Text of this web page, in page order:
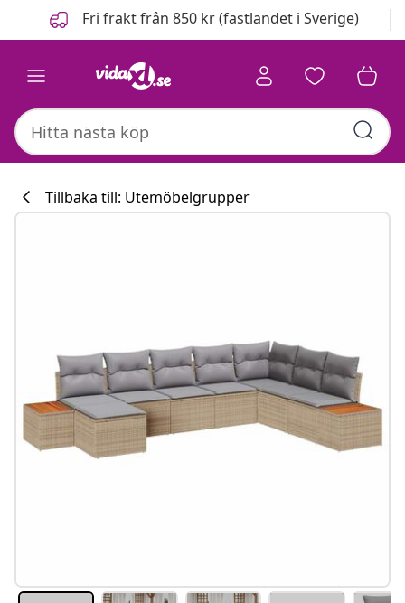
FöregåendeFri frakt från 850 kr (fastlandet i Sverige)
Tillbaka till: Utemöbelgrupper